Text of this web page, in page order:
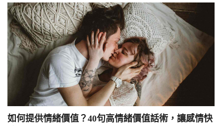
如何提供情緒價值？40句高情緒價值話術，讓感情快